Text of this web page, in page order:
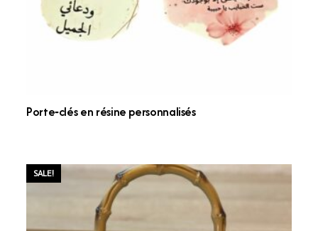
Porte‑clés en résine personnalisés
SALE!